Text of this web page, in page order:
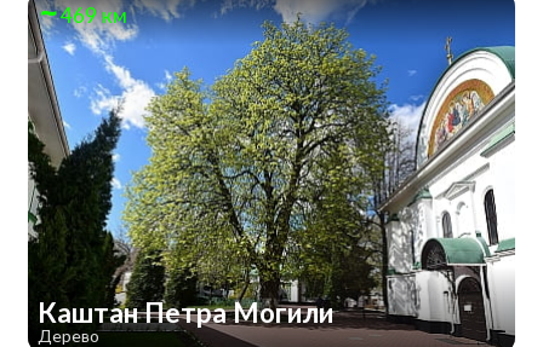
469 км
Каштан Петра Могили
Дерево